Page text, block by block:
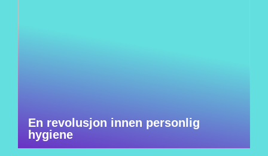
En revolusjon innen personlig
hygiene